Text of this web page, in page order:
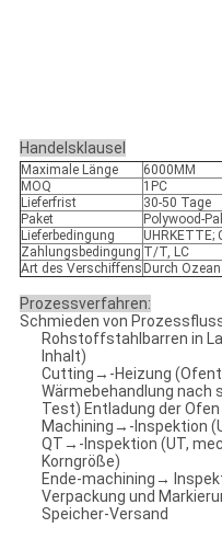
Handelsklausel
Maximale Länge
6000MM
MOQ
1PC
Lieferfrist
30-50 Tage
Paket
Polywood-
Lieferbedingung
UHRKETTE;
Zahlungsbedingung T/T, LC
Art des Verschiffens Durch
Prozessverfahren:
Schmieden von
Rohstoffstahlbarren in
Inhalt)
Cutting→-Heizung
Wärmebehandlung
Test) Entladung der
Machining→-Inspektion
QT→-Inspektion (UT,
Korngröße)
Ende-machining→
Verpackung und
Speicher-Versand